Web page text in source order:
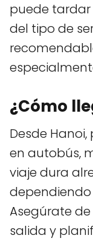
puede
del tipo de
¿Cómo
Desde
en autobús,
viaje dura
Asegúrate
salida y